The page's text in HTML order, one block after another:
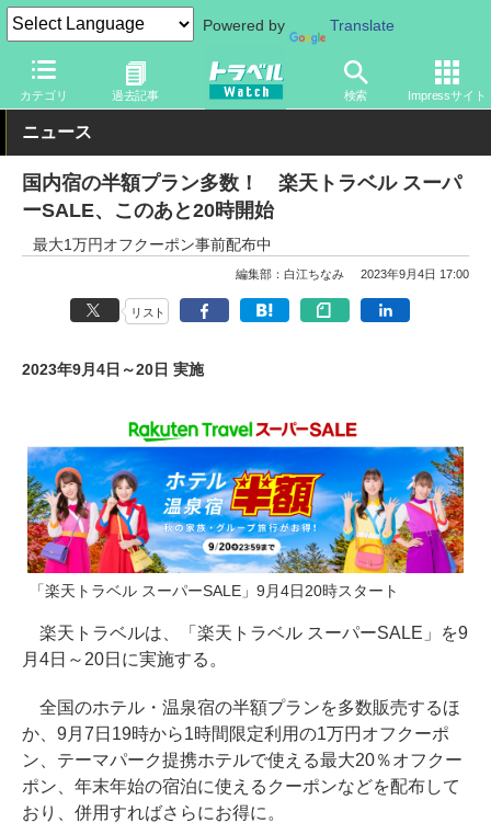
Powered by Translate
カテゴリ 過去記事 検索 Impressサイト
トラベル Watch 企業・政府・官庁 政府・官庁 旅行会社・旅
ニュース
国内宿の半額プラン多数！ 楽天トラベル スーパ
ーSALE、このあと20時開始
最大1万円オフクーポン事前配布中
編集部：白江ちなみ 2023年9月4日 17:00
リスト
2023年9月4日～20日 実施
「楽天トラベル スーパーSALE」9月4日20時スタート
楽天トラベルは、「楽天トラベル スーパーSALE」を9
月4日～20日に実施する。
全国のホテル・温泉宿の半額プランを多数販売するほ
か、9月7日19時から1時間限定利用の1万円オフクーポ
ン、テーマパーク提携ホテルで使える最大20％オフクー
ポン、年末年始の宿泊に使えるクーポンなどを配布して
おり、併用すればさらにお得に。